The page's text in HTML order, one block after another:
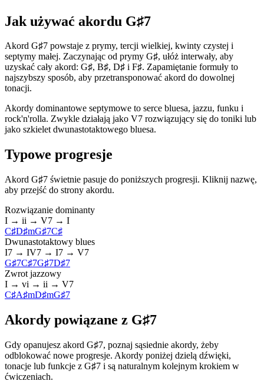
Jak używać akordu G♯7
Akord G♯7 powstaje z prymy, tercji wielkiej, kwinty czystej i
septymy małej. Zaczynając od prymy G♯, ułóż interwały, aby
uzyskać cały akord: G♯, B♯, D♯ i F♯. Zapamiętanie formuły to
najszybszy sposób, aby przetransponować akord do dowolnej
tonacji.
Akordy dominantowe septymowe to serce bluesa, jazzu, funku i
rock'n'rolla. Zwykle działają jako V7 rozwiązujący się do toniki lub
jako szkielet dwunastotaktowego bluesa.
Typowe progresje
Akord G♯7 świetnie pasuje do poniższych progresji. Kliknij nazwę,
aby przejść do strony akordu.
Rozwiązanie dominanty
I → ii → V7 → I
C♯D♯mG♯7C♯
Dwunastotaktowy blues
I7 → IV7 → I7 → V7
G♯7C♯7G♯7D♯7
Zwrot jazzowy
I → vi → ii → V7
C♯A♯mD♯mG♯7
Akordy powiązane z G♯7
Gdy opanujesz akord G♯7, poznaj sąsiednie akordy, żeby
odblokować nowe progresje. Akordy poniżej dzielą dźwięki,
tonacje lub funkcje z G♯7 i są naturalnym kolejnym krokiem w
ćwiczeniach.